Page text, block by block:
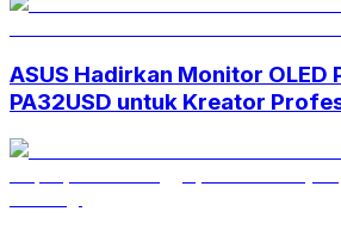
ASUS Hadirkan Monitor OLED
PA32USD untuk Kreator